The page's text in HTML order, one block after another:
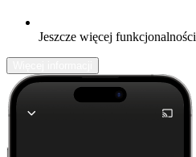
Jeszcze więcej funkcjonalności